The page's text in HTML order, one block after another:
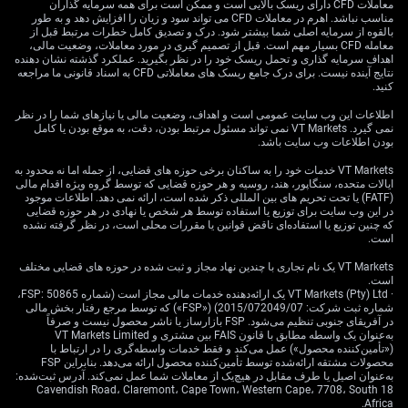
برای معامله‌گران مشتقه، این موضوع از یک فرصت در بازار
معاملات آتی نرخ بهره حکایت دارد. ما بر این اساس موقعیت
۵.۰۰٪ برای باقی‌مانده سال ۲۰۲۶ ثابت بماند. این یعنی فروش
مشتقاتی که از افزایش نرخ بهره سود می‌برند، راهبرد
ما انتظار داریم نوسان بازار کاهش یابد؛ چراکه افزایش نرخ
بهره در ژوئیه تا حد زیادی از روی میز کنار رفته است. شاخص
VIX پیش‌تر به زیر ۱۵ سقوط کرده و ما پیش‌بینی می‌کنیم در
هفته‌های پیش‌رو نیز پایین بماند. این فضا به نفع راهبردهایی
است که از نوسان پایین سود می‌برند؛ مانند فروش اختیار
شاخص‌های اصلی.
چشم‌انداز فدرال رزروِ ثابت پیامدهای مهمی برای دلار آمریکا
نیز دارد. اگر سایر بانک‌های مرکزی احتمالاً رویکردی تهاجمی‌تر
را حفظ کنند، مزیت بازدهی دلار می‌تواند تضعیف شود. از
این‌رو، ما به راهبردهای اختیار معامله‌ای نگاه می‌کنیم که روی
معاملات CFD دارای ریسک بالایی است و ممکن است برای همه سرمایه گذاران
مناسب نباشد. اهرم در معاملات CFD می تواند سود و زیان را افزایش دهد و به طور
بالقوه از سرمایه اصلی شما بیشتر شود. درک و تصدیق کامل خطرات مرتبط قبل از
معامله CFD بسیار مهم است. قبل از تصمیم گیری در مورد معاملات، وضعیت مالی،
اهداف سرمایه گذاری و تحمل ریسک خود را در نظر بگیرید. عملکرد گذشته نشان دهنده
نتایج آینده نیست. برای درک جامع ریسک های معاملاتی CFD به اسناد قانونی ما مراجعه
کنید.
اطلاعات این وب سایت عمومی است و اهداف، وضعیت مالی یا نیازهای شما را در نظر
نمی گیرد. VT Markets نمی تواند مسئول مرتبط بودن، دقت، به موقع بودن یا کامل
بودن اطلاعات وب سایت باشد.
VT Markets خدمات خود را به ساکنان برخی حوزه های قضایی، از جمله اما نه محدود به
ایالات متحده، سنگاپور، هند، روسیه و هر حوزه قضایی که توسط گروه ویژه اقدام مالی
(FATF) یا تحت تحریم های بین المللی ذکر شده است، ارائه نمی دهد. اطلاعات موجود
در این وب سایت برای توزیع یا استفاده توسط هر شخص یا نهادی در هر حوزه قضایی
که چنین توزیع یا استفاده‌ای ناقض قوانین یا مقررات محلی است، در نظر گرفته نشده
است.
VT Markets یک نام تجاری با چندین نهاد مجاز و ثبت شده در حوزه های قضایی مختلف
است.
· VT Markets (Pty) Ltd یک ارائه‌دهنده خدمات مالی مجاز است (شماره FSP: 50865،
شماره ثبت شرکت: 2015/072049/07) («FSP») که توسط مرجع رفتار بخش مالی
در آفریقای جنوبی تنظیم می‌شود. FSP بازارساز یا ناشر محصول نیست و صرفاً
به‌عنوان یک واسطه مطابق با قانون FAIS بین مشتری و VT Markets Limited
(«تأمین‌کننده محصول») عمل می‌کند و فقط خدمات واسطه‌گری را در ارتباط با
محصولات مشتقه ارائه‌شده توسط تأمین‌کننده محصول ارائه می‌دهد. بنابراین FSP
به‌عنوان اصیل یا طرف مقابل در هیچ‌یک از معاملات شما عمل نمی‌کند. آدرس ثبت‌شده:
18 Cavendish Road، Claremont، Cape Town، Western Cape، 7708، South
Africa.